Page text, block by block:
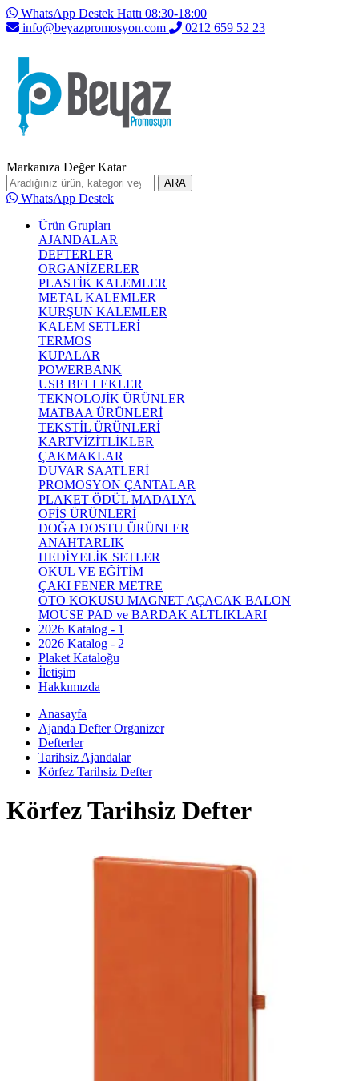
WhatsApp Destek Hattı 08:30-18:00
info@beyazpromosyon.com
0212 659 52 23
Markanıza Değer Katar
ARA
WhatsApp Destek
Ürün Grupları
AJANDALAR
DEFTERLER
ORGANİZERLER
PLASTİK KALEMLER
METAL KALEMLER
KURŞUN KALEMLER
KALEM SETLERİ
TERMOS
KUPALAR
POWERBANK
USB BELLEKLER
TEKNOLOJİK ÜRÜNLER
MATBAA ÜRÜNLERİ
TEKSTİL ÜRÜNLERİ
KARTVİZİTLİKLER
ÇAKMAKLAR
DUVAR SAATLERİ
PROMOSYON ÇANTALAR
PLAKET ÖDÜL MADALYA
OFİS ÜRÜNLERİ
DOĞA DOSTU ÜRÜNLER
ANAHTARLIK
HEDİYELİK SETLER
OKUL VE EĞİTİM
ÇAKI FENER METRE
OTO KOKUSU MAGNET AÇACAK BALON
MOUSE PAD ve BARDAK ALTLIKLARI
2026 Katalog - 1
2026 Katalog - 2
Plaket Kataloğu
İletişim
Hakkımızda
Anasayfa
Ajanda Defter Organizer
Defterler
Tarihsiz Ajandalar
Körfez Tarihsiz Defter
Körfez Tarihsiz Defter